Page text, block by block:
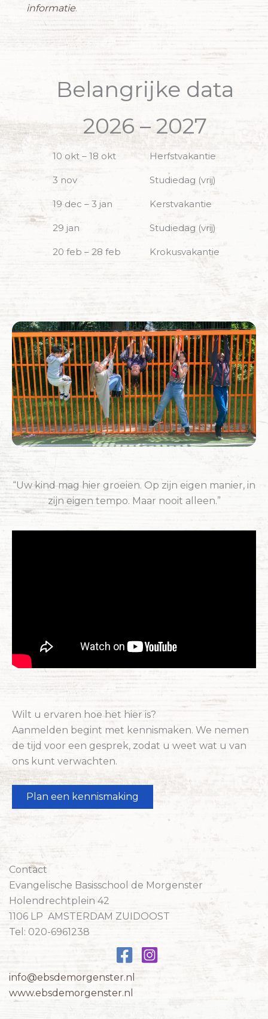
informatie.
Belangrijke data
2026 – 2027
10 okt – 18 okt Herfstvakantie
3 nov Studiedag (vrij)
19 dec – 3 jan Kerstvakantie
29 jan Studiedag (vrij)
20 feb – 28 feb Krokusvakantie
“Uw kind mag hier groeien. Op zijn eigen manier, in
zijn eigen tempo. Maar nooit alleen.”
Wilt u ervaren hoe het hier is?
Aanmelden begint met kennismaken. We nemen
de tijd voor een gesprek, zodat u weet wat u van
ons kunt verwachten.
Plan een kennismaking
Contact
Evangelische Basisschool de Morgenster
Holendrechtplein 42
1106 LP AMSTERDAM ZUIDOOST
Tel: 020-6961238
info@ebsdemorgenster.nl
www.ebsdemorgenster.nl